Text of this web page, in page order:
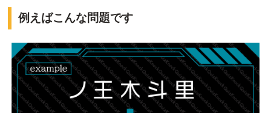
例えばこんな問題です